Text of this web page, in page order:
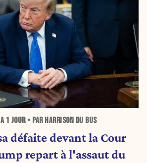
1 JOUR• PAR HARRISON DU BUS
défaite devant la Cour
repart à l'assaut du